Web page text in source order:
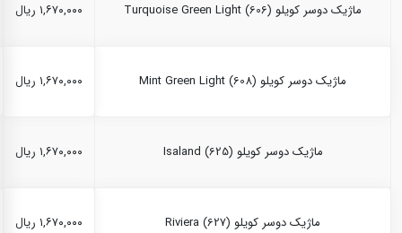
ماژیک دوسر کویلو Turquoise Green Light (606) ۱,۶۷۰,۰۰۰ ریال
ماژیک دوسر کویلو Mint Green Light (608) ۱,۶۷۰,۰۰۰ ریال
ماژیک دوسر کویلو Isaland (625) ۱,۶۷۰,۰۰۰ ریال
ماژیک دوسر کویلو Riviera (627) ۱,۶۷۰,۰۰۰ ریال